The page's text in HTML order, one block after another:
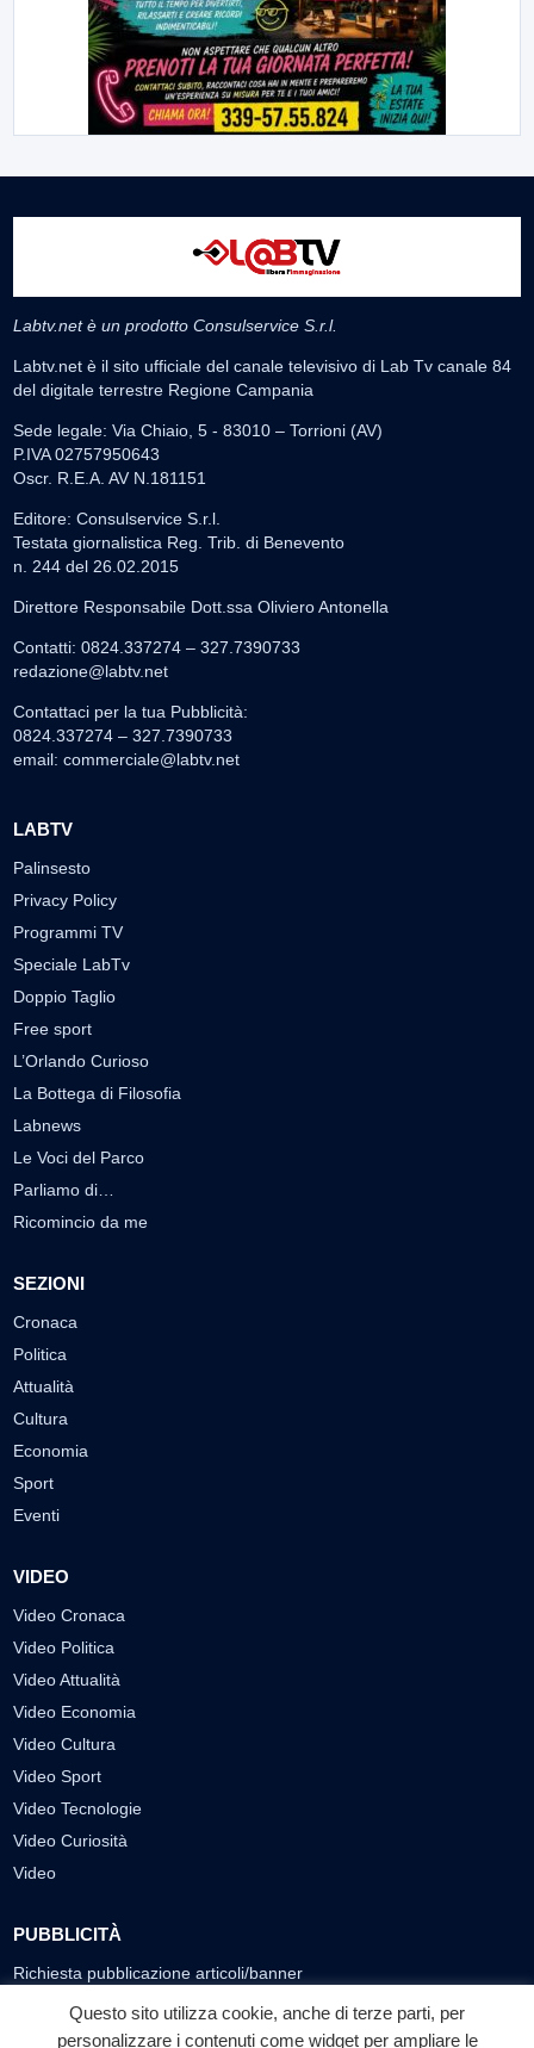
Labtv.net è un prodotto Consulservice S.r.l.
Labtv.net è il sito ufficiale del canale televisivo di Lab Tv canale 84
del digitale terrestre Regione Campania
Sede legale: Via Chiaio, 5 - 83010 – Torrioni (AV)
P.IVA 02757950643
Oscr. R.E.A. AV N.181151
Editore: Consulservice S.r.l.
Testata giornalistica Reg. Trib. di Benevento
n. 244 del 26.02.2015
Direttore Responsabile Dott.ssa Oliviero Antonella
Contatti: 0824.337274 – 327.7390733
redazione@labtv.net
Contattaci per la tua Pubblicità:
0824.337274 – 327.7390733
email: commerciale@labtv.net
LABTV
Palinsesto
Privacy Policy
Programmi TV
Speciale LabTv
Doppio Taglio
Free sport
L’Orlando Curioso
La Bottega di Filosofia
Labnews
Le Voci del Parco
Parliamo di…
Ricomincio da me
SEZIONI
Cronaca
Politica
Attualità
Cultura
Economia
Sport
Eventi
VIDEO
Video Cronaca
Video Politica
Video Attualità
Video Economia
Video Cultura
Video Sport
Video Tecnologie
Video Curiosità
Video
PUBBLICITÀ
Richiesta pubblicazione articoli/banner
SEGUICI SUI SOCIAL
Questo sito utilizza cookie, anche di terze parti, per
personalizzare i contenuti come widget per ampliare le